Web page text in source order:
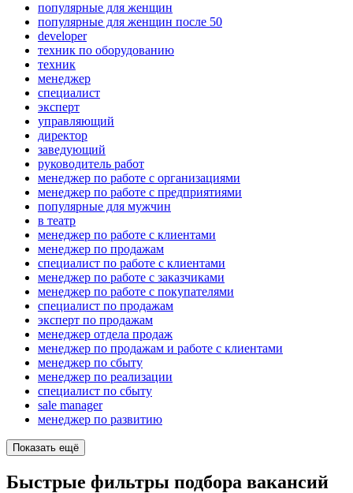
популярные для женщин
популярные для женщин после 50
developer
техник по оборудованию
техник
менеджер
специалист
эксперт
управляющий
директор
заведующий
руководитель работ
менеджер по работе с организациями
менеджер по работе с предприятиями
популярные для мужчин
в театр
менеджер по работе с клиентами
менеджер по продажам
специалист по работе с клиентами
менеджер по работе с заказчиками
менеджер по работе с покупателями
специалист по продажам
эксперт по продажам
менеджер отдела продаж
менеджер по продажам и работе с клиентами
менеджер по сбыту
менеджер по реализации
специалист по сбыту
sale manager
менеджер по развитию
Показать ещё
Быстрые фильтры подбора вакансий